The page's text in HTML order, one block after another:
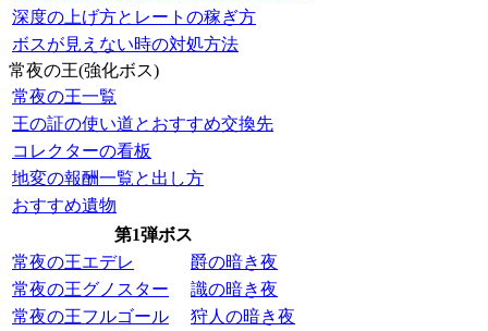
深度の上げ方とレートの稼ぎ方
ボスが見えない時の対処方法
常夜の王(強化ボス)
常夜の王一覧
王の証の使い道とおすすめ交換先
コレクターの看板
地変の報酬一覧と出し方
おすすめ遺物
第1弾ボス
常夜の王エデレ
爵の暗き夜
常夜の王グノスター
識の暗き夜
常夜の王フルゴール
狩人の暗き夜